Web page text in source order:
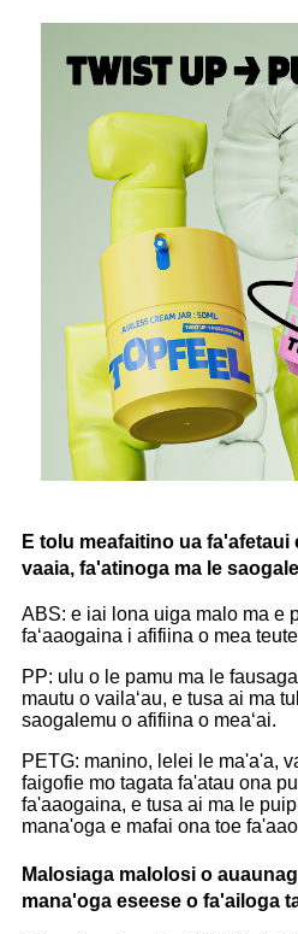
E tolu meafaitino ua fa'afetaui
vaaia, fa'atinoga ma le
ABS: e iai lona uiga malo ma e
faʻaaogaina i afifiina o mea
PP: ulu o le pamu ma le
mautu o vailaʻau, e tusa ai ma
saogalemu o afifiina o meaʻai.
PETG: manino, lelei le ma'a'a,
faigofie mo tagata fa'atau ona
fa'aaogaina, e tusa ai ma le
mana'oga e mafai ona toe
Malosiaga malolosi o
mana'oga eseese o fa'ailoga